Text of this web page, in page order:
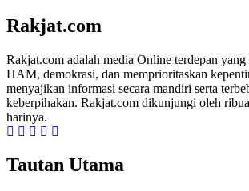
Rakjat.com
Rakjat.com adalah media Online terdepan
HAM, demokrasi, dan memprioritaskan
menyajikan informasi secara mandiri serta
keberpihakan. Rakjat.com dikunjungi oleh
harinya.
Tautan Utama